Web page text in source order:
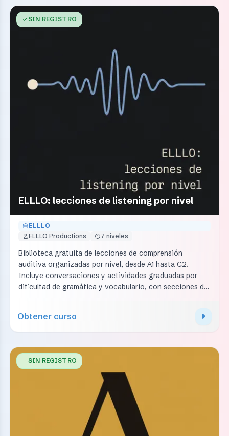
SIN REGISTRO
ELLLO: lecciones de listening por nivel
ELLLO
ELLLO Productions
7 niveles
Biblioteca gratuita de lecciones de comprensión
auditiva organizadas por nivel, desde A1 hasta C2.
Incluye conversaciones y actividades graduadas por
dificultad de gramática y vocabulario, con secciones de
progresivos.
Obtener curso
SIN REGISTRO